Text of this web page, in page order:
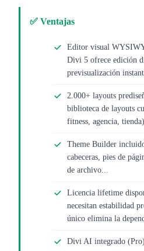
✅ Ventajas
Editor visual
Divi 5 ofrece edición
previsualización
2.000+ layouts
biblioteca de layouts
fitness, agencia,
Theme Builder
cabeceras, pies de
de archivo...
Licencia lifetime
necesitan estabilidad
único elimina la
Divi AI integrado